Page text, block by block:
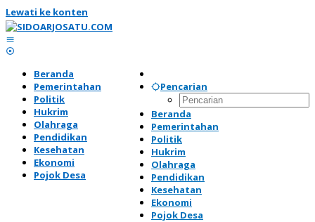
Lewati ke konten
Pencarian
Beranda
Pemerintahan
Politik
Hukrim
Olahraga
Pendidikan
Kesehatan
Ekonomi
Pojok Desa
Beranda
Pemerintahan
Politik
Hukrim
Olahraga
Pendidikan
Kesehatan
Ekonomi
Pojok Desa